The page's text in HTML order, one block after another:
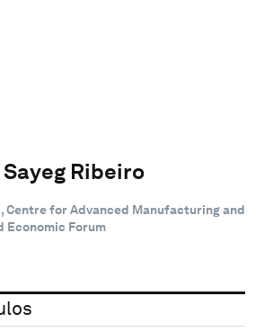
Ribeiro
Centre for Advanced Manufacturing and
Economic Forum